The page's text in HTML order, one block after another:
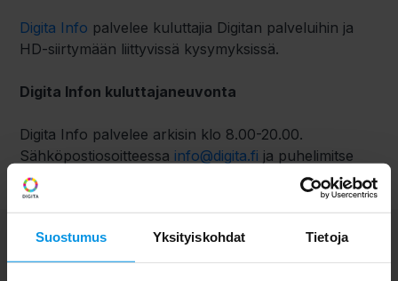
Suostumus Yksityiskohdat Tietoja
Digita Info palvelee kuluttajia Digitan palveluihin ja
HD-siirtymään liittyvissä kysymyksissä.
Digita Infon kuluttajaneuvonta
Digita Info palvelee arkisin klo 8.00-20.00.
Sähköpostiosoitteessa info@digita.fi ja puhelimitse
numerossa 020 411 7676.